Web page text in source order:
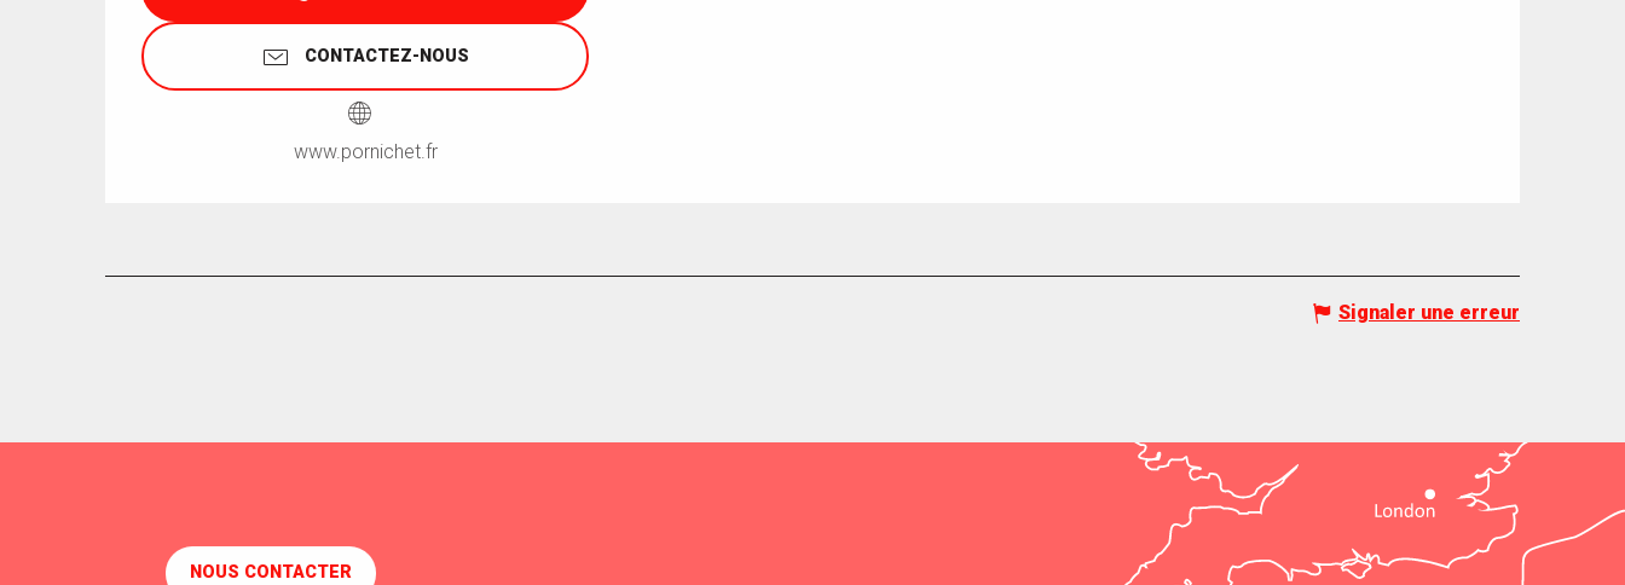
CONTACTEZ-NOUS
www.pornichet.fr
Signaler une erreur
NOUS CONTACTER